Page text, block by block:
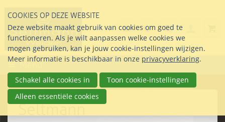
links
over
Direct
naar
inhoud
Direct
naar
het
info@seltmann-
Stel uw vraag
085 76 07 000
Search
Menu
Seltmann
COOKIES OP DEZE WEBSITE
Deze website maakt gebruik van cookies om goed te
functioneren. Als je wilt aanpassen welke cookies we
mogen gebruiken, kan je jouw cookie-instellingen wijzigen.
Meer informatie is beschikbaar in onze privacyverklaring.
Schakel alle cookies in
Toon cookie-instellingen
Alleen essentiële cookies